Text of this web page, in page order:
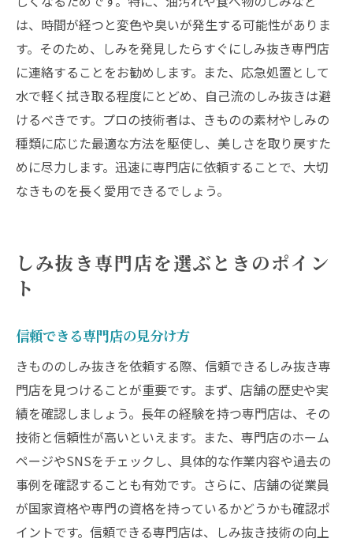
は、時間が経つと変色や臭いが発生する可能性がありま
す。そのため、しみを発見したらすぐにしみ抜き専門店
に連絡することをお勧めします。また、応急処置として
水で軽く拭き取る程度にとどめ、自己流のしみ抜きは避
けるべきです。プロの技術者は、きものの素材やしみの
種類に応じた最適な方法を駆使し、美しさを取り戻すた
めに尽力します。迅速に専門店に依頼することで、大切
なきものを長く愛用できるでしょう。
しみ抜き専門店を選ぶときのポイン
ト
信頼できる専門店の見分け方
きもののしみ抜きを依頼する際、信頼できるしみ抜き専
門店を見つけることが重要です。まず、店舗の歴史や実
績を確認しましょう。長年の経験を持つ専門店は、その
技術と信頼性が高いといえます。また、専門店のホーム
ページやSNSをチェックし、具体的な作業内容や過去の
事例を確認することも有効です。さらに、店舗の従業員
が国家資格や専門の資格を持っているかどうかも確認ポ
イントです。信頼できる専門店は、しみ抜き技術の向上